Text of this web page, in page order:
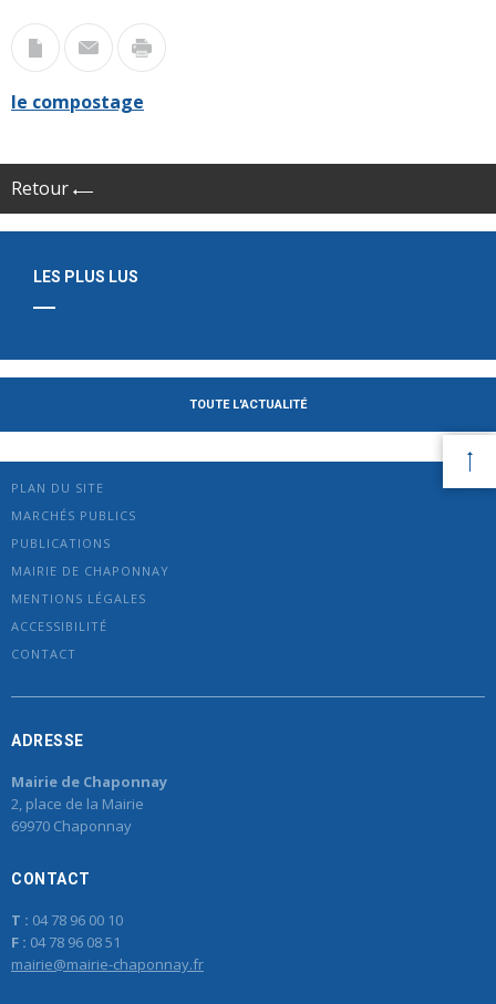
le compostage
Retour
LES PLUS LUS
TOUTE L'ACTUALITÉ
PLAN DU SITE
MARCHÉS PUBLICS
PUBLICATIONS
MAIRIE DE CHAPONNAY
MENTIONS LÉGALES
ACCESSIBILITÉ
CONTACT
ADRESSE
Mairie de Chaponnay
2, place de la Mairie
69970 Chaponnay
CONTACT
T : 04 78 96 00 10
F : 04 78 96 08 51
mairie@mairie-chaponnay.fr